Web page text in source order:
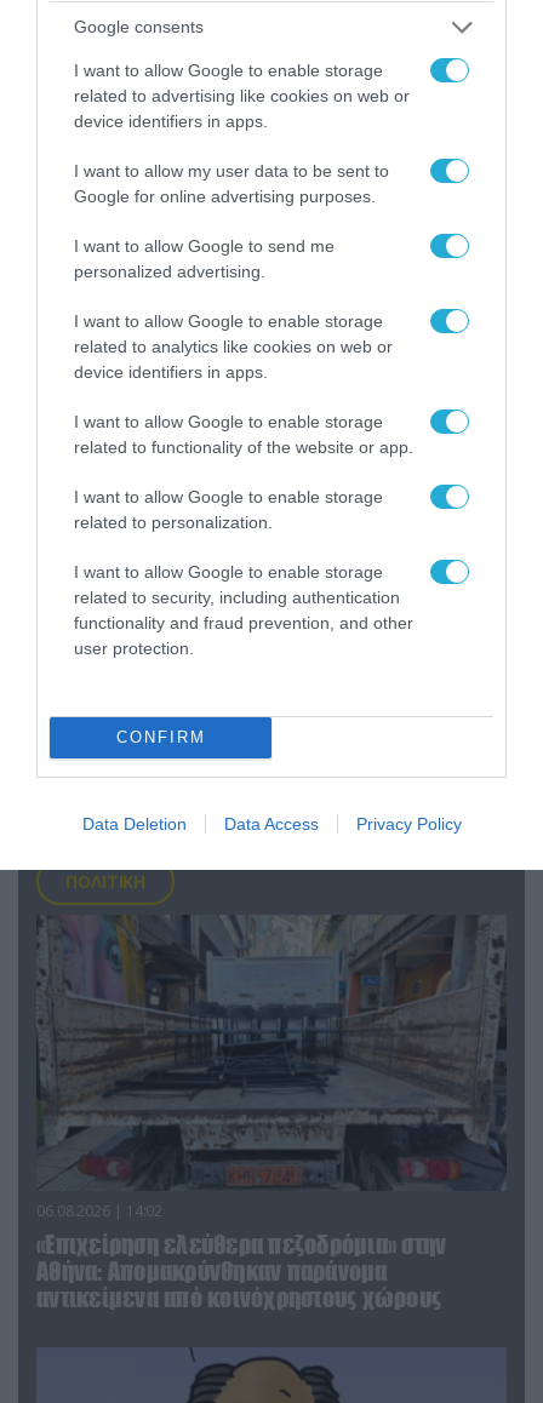
Google consents
I want to allow Google to enable storage
related to advertising like cookies on web or
device identifiers in apps.
I want to allow my user data to be sent to
Google for online advertising purposes.
I want to allow Google to send me
personalized advertising.
I want to allow Google to enable storage
related to analytics like cookies on web or
device identifiers in apps.
I want to allow Google to enable storage
related to functionality of the website or app.
I want to allow Google to enable storage
related to personalization.
I want to allow Google to enable storage
related to security, including authentication
functionality and fraud prevention, and other
user protection.
CONFIRM
Data Deletion Data Access Privacy Policy
06.08.2026 | 21:02
«Σταματήστε τον Τραμπ αλλιώς θα σας
χτυπήσουμε σκληρά»
«Επιχείρηση ελεύθερα πεζοδρόμια» στην
Αθήνα: Απομακρύνθηκαν παράνομα
αντικείμενα από κοινόχρηστους χώρους
ΠΟΛΙΤΙΚΗ
06.08.2026 | 14:02
«Επιχείρηση ελεύθερα πεζοδρόμια» στην
Αθήνα: Απομακρύνθηκαν παράνομα
αντικείμενα από κοινόχρηστους χώρους